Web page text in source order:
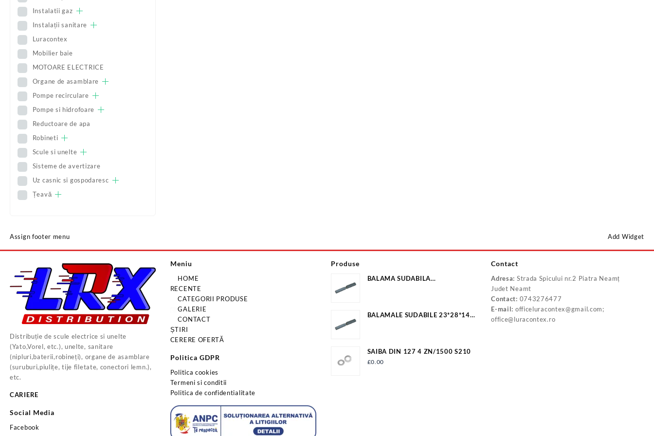
Instalatii gaz
Instalații sanitare
Luracontex
Mobilier baie
MOTOARE ELECTRICE
Organe de asamblare
Pompe recirculare
Pompe si hidrofoare
Reductoare de apa
Robineti
Scule si unelte
Sisteme de avertizare
Uz casnic si gospodaresc
Țeavă
Assign footer menu Add Widget
Distribuție de scule electrice si unelte
(Yato,Vorel, etc.), unelte, sanitare
(nipluri,baterii,robineți), organe de asamblare
(suruburi,piulițe, tije filetate, conectori lemn.),
etc.
CARIERE
Social Media
Facebook
Meniu
HOME
RECENTE
CATEGORII PRODUSE
GALERIE
CONTACT
ȘTIRI
CERERE OFERTĂ
Politica GDPR
Politica cookies
Termeni si conditii
Politica de confidentialitate
Produse
BALAMA SUDABILA
BALAMALE SUDABILE 23*28*140
SAIBA DIN 127 4 ZN/1500 S210
£0.00
Contact
Adresa: Strada Spicului nr.2 Piatra Neamț
Judet Neamt
Contact: 0743276477
E-mail: officeluracontex@gmail.com;
office@luracontex.ro